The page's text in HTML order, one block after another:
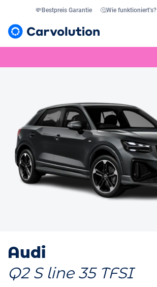
💸Bestpreis Garantie 🤔Wie funktioniert’s?
Audi
Q2 S line 35 TFSI